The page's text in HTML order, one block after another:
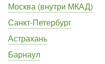
Москва (внутри МКАД)
Санкт-Петербург
Астрахань
Барнаул